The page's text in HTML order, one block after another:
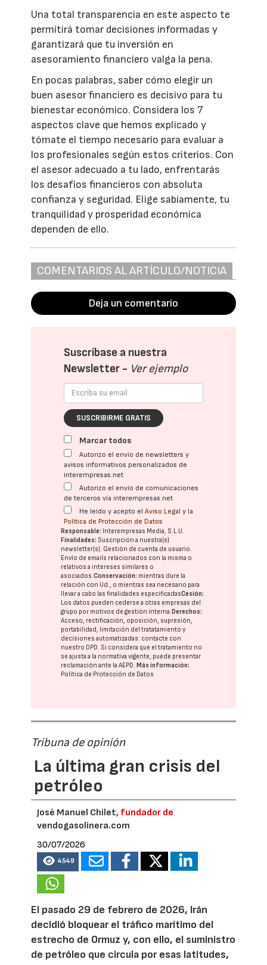
Una total transparencia en este aspecto te
permitirá tomar decisiones informadas y
garantizará que tu inversión en
asesoramiento financiero valga la pena.
En pocas palabras, saber cómo elegir un
buen asesor financiero es decisivo para tu
bienestar económico. Considera los 7
aspectos clave que hemos explicado y
tómate el tiempo necesario para evaluar a
los profesionales según estos criterios. Con
el asesor adecuado a tu lado, enfrentarás
los desafíos financieros con absoluta
confianza y seguridad. Elige sabiamente, tu
tranquilidad y prosperidad económica
dependen de ello.
COMENTARIOS AL ARTÍCULO/NOTICIA
Deja un comentario
Suscríbase a nuestra
Newsletter - Ver ejemplo
SUSCRIBIRME GRATIS
Marcar todos
Autorizo el envío de newsletters y
avisos informativos personalizados de
interempresas.net
Autorizo el envío de comunicaciones
de terceros vía interempresas.net
He leído y acepto elAviso Legal y la
Política de Protección de Datos
Responsable: Interempresas Media, S.L.U.
Finalidades: Suscripción a nuestra(s)
newsletter(s). Gestión de cuenta de usuario.
Envío de emails relacionados con la misma o
relativos a intereses similares o
asociados.Conservación: mientras dure la
relación con Ud., o mientras sea necesario para
llevar a cabo las finalidades especificadasCesión:
Los datos pueden cederse a otras empresas del
grupo por motivos de gestión interna.Derechos:
Acceso, rectificación, oposición, supresión,
portabilidad, limitación del tratatamiento y
decisiones automatizadas: contacte con
nuestro DPD. Si considera que el tratamiento no
se ajusta a la normativa vigente, puede presentar
reclamación ante laAEPD.Más información:
Política de Protección de Datos
Tribuna de opinión
La última gran crisis del
petróleo
José Manuel Chilet, fundador de
vendogasolinera.com
30/07/2026
4549
El pasado 29 de febrero de 2026, Irán
decidió bloquear el tráfico marítimo del
estrecho de Ormuz y, con ello, el suministro
de petróleo que circula por esas latitudes,